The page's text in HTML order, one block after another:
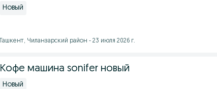
Новый
Ташкент, Чиланзарский район - 23 июля 2026 г.
Кофе машина sonifer новый
Новый